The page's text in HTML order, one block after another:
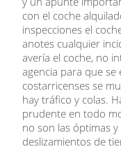
con el coche
inspecciones el
anotes cualquier
avería el coche, no
agencia para que
costarricenses se
hay tráfico y colas.
prudente en todo
no son las óptimas
deslizamientos de